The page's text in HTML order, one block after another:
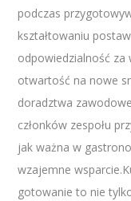
podczas
kształtowaniu
odpowiedzialność za
otwartość na nowe
doradztwa
członków zespołu
jak ważna w
wzajemne
gotowanie to nie